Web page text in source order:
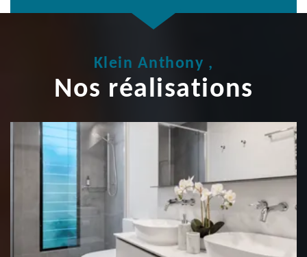
Klein Anthony ,
Nos réalisations